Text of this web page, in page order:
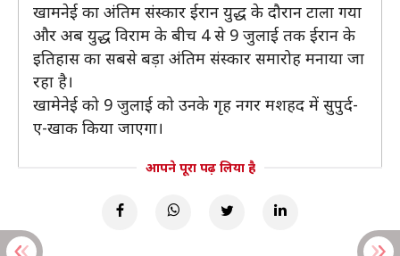
खामनेई का अंतिम संस्कार ईरान युद्ध के दौरान टाला गया
और अब युद्ध विराम के बीच 4 से 9 जुलाई तक ईरान के
इतिहास का सबसे बड़ा अंतिम संस्कार समारोह मनाया जा
रहा है।
खामेनेई को 9 जुलाई को उनके गृह नगर मशहद में सुपुर्द-
ए-खाक किया जाएगा।
आपने पूरा पढ़ लिया है